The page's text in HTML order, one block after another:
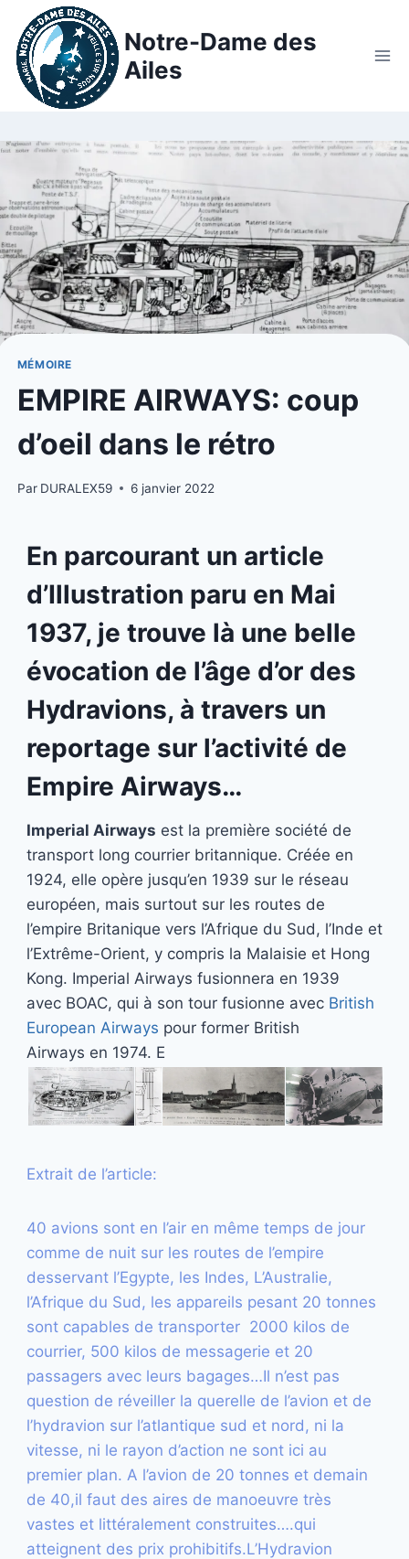
Notre-Dame des
Ailes
MÉMOIRE
EMPIRE AIRWAYS: coup
d’oeil dans le rétro
Par DURALEX59 6 janvier 2022
En parcourant un article
d’Illustration paru en Mai
1937, je trouve là une belle
évocation de l’âge d’or des
Hydravions, à travers un
reportage sur l’activité de
Empire Airways…
Imperial Airways est la première société de
transport long courrier britannique. Créée en
1924, elle opère jusqu’en 1939 sur le réseau
européen, mais surtout sur les routes de
l’empire Britanique vers l’Afrique du Sud, l’Inde et
l’Extrême-Orient, y compris la Malaisie et Hong
Kong. Imperial Airways fusionnera en 1939
avec BOAC, qui à son tour fusionne avec British
European Airways pour former British
Airways en 1974. E
Extrait de l’article:
40 avions sont en l’air en même temps de jour
comme de nuit sur les routes de l’empire
desservant l’Egypte, les Indes, L’Australie,
l’Afrique du Sud, les appareils pesant 20 tonnes
sont capables de transporter 2000 kilos de
courrier, 500 kilos de messagerie et 20
passagers avec leurs bagages…Il n’est pas
question de réveiller la querelle de l’avion et de
l’hydravion sur l’atlantique sud et nord, ni la
vitesse, ni le rayon d’action ne sont ici au
premier plan. A l’avion de 20 tonnes et demain
de 40,il faut des aires de manoeuvre très
vastes et littéralement construites….qui
atteignent des prix prohibitifs.L’Hydravion